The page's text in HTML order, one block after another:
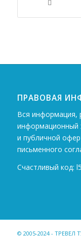
ПРАВОВАЯ
Вся информация,
информационный
и публичной
письменного
Счастливый код:
© 2005-2024 - ТРЕВЕЛ